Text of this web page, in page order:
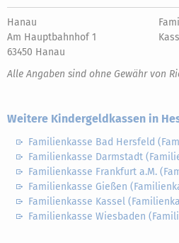
Hanau
Am Hauptbahnhof 1
63450 Hanau
Alle Angaben sind ohne Gewähr von
Weitere Kindergeldkassen in
Familienkasse Bad Hersfeld
Familienkasse Darmstadt
Familienkasse Frankfurt a.M.
Familienkasse Gießen
Familienkasse Kassel
Familienkasse Wiesbaden